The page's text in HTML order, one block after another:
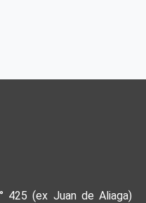
425 (ex Juan de Aliaga)